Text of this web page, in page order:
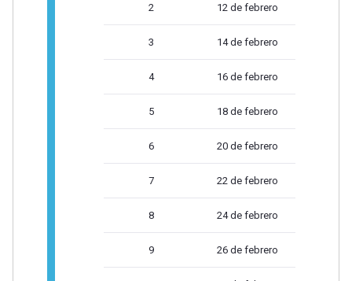
2 12 de febrero
3 14 de febrero
4 16 de febrero
5 18 de febrero
6 20 de febrero
7 22 de febrero
8 24 de febrero
9 26 de febrero